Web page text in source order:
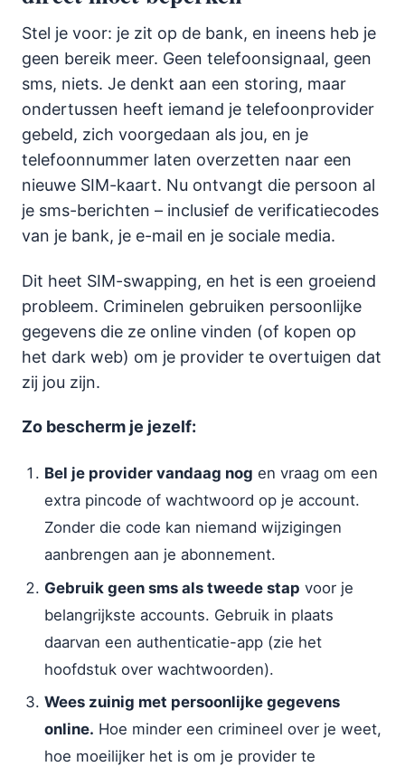
Stel je voor: je zit op de bank, en ineens heb je
geen bereik meer. Geen telefoonsignaal, geen
sms, niets. Je denkt aan een storing, maar
ondertussen heeft iemand je telefoonprovider
gebeld, zich voorgedaan als jou, en je
telefoonnummer laten overzetten naar een
nieuwe SIM-kaart. Nu ontvangt die persoon al
je sms-berichten – inclusief de verificatiecodes
van je bank, je e-mail en je sociale media.
Dit heet SIM-swapping, en het is een groeiend
probleem. Criminelen gebruiken persoonlijke
gegevens die ze online vinden (of kopen op
het dark web) om je provider te overtuigen dat
zij jou zijn.
Zo bescherm je jezelf:
Bel je provider vandaag nog en vraag om een
extra pincode of wachtwoord op je account.
Zonder die code kan niemand wijzigingen
aanbrengen aan je abonnement.
Gebruik geen sms als tweede stap voor je
belangrijkste accounts. Gebruik in plaats
daarvan een authenticatie-app (zie het
hoofdstuk over wachtwoorden).
Wees zuinig met persoonlijke gegevens
online. Hoe minder een crimineel over je weet,
hoe moeilijker het is om je provider te